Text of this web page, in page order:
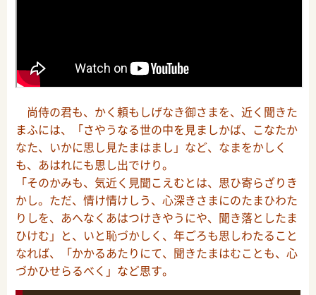
尚侍の君も、かく頼もしげなき御さまを、近く聞きた
まふには、「さやうなる世の中を見ましかば、こなたか
なた、いかに思し見たまはまし」など、なまをかしく
も、あはれにも思し出でけり。
「そのかみも、気近く見聞こえむとは、思ひ寄らざりき
かし。ただ、情け情けしう、心深きさまにのたまひわた
りしを、あへなくあはつけきやうにや、聞き落としたま
ひけむ」と、いと恥づかしく、年ごろも思しわたること
なれば、「かかるあたりにて、聞きたまはむことも、心
づかひせらるべく」など思す。